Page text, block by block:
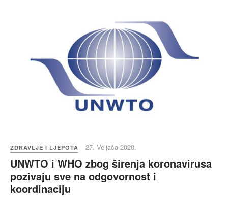
ZDRAVLJE I LJEPOTA 27. Veljača 2020.
UNWTO i WHO zbog širenja koronavirusa
pozivaju sve na odgovornost i
koordinaciju